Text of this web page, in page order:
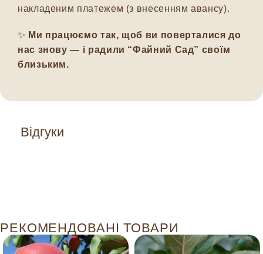
Відгуки
накладеним платежем (з внесенням авансу).
✨ Ми працюємо так, щоб ви поверталися до
нас знову — і радили “Файний Сад” своїм
близьким.
РЕКОМЕНДОВАНІ ТОВАРИ